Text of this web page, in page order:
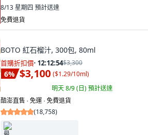
8/13 星期四 預計送達
免費退貨
BOTO 紅石榴汁, 300包, 80ml
首購折扣價· 12:12:53$3,300
6% $3,100 ($1.29/10ml)
明天 8/9 (日)預計送達
酷澎直售 ∙ 免運 ∙ 免費退貨
(18,758)